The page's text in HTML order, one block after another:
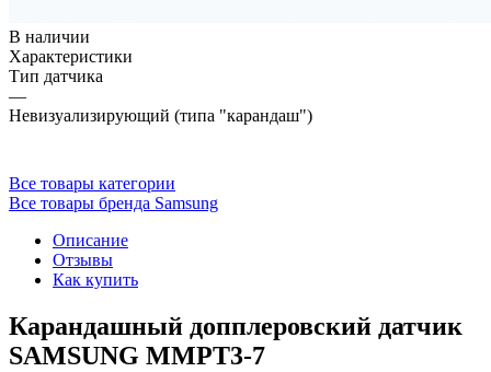
В наличии
Характеристики
Тип датчика
—
Невизуализирующий (типа "карандаш")
Все товары категории
Все товары бренда Samsung
Описание
Отзывы
Как купить
Карандашный допплеровский датчик
SAMSUNG MMPT3-7